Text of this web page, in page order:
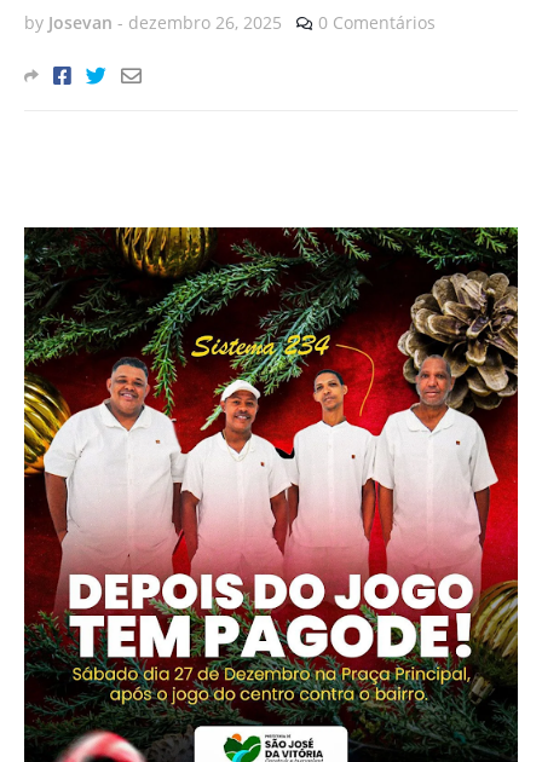
by Josevan - dezembro 26, 2025 0 Comentários